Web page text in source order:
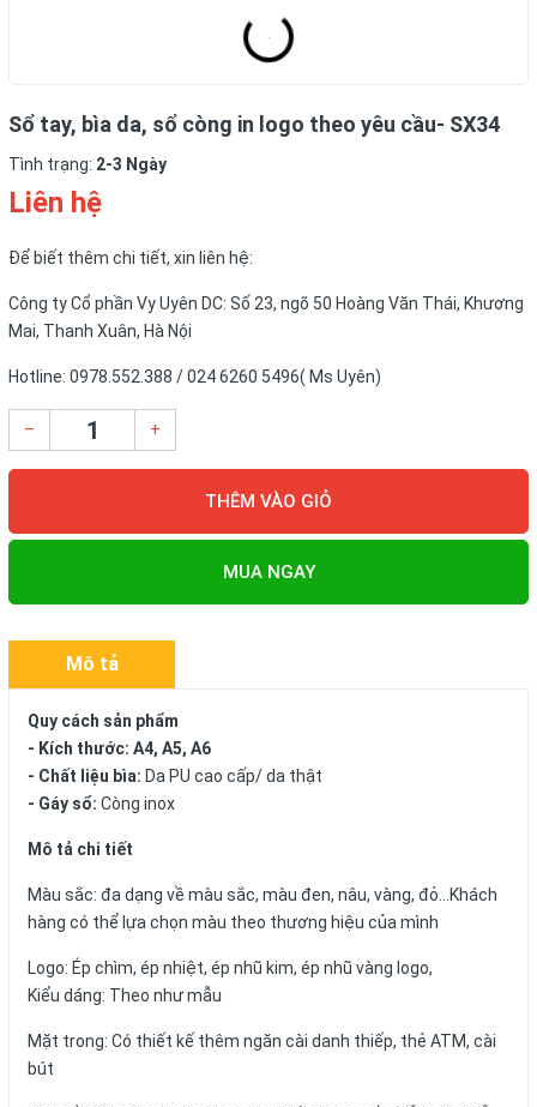
Sổ tay, bìa da, sổ còng in logo theo yêu cầu- SX34
Tình trạng: 2-3 Ngày
Liên hệ
Để biết thêm chi tiết, xin liên hệ:
Công ty Cổ phần Vy Uyên DC: Số 23, ngõ 50 Hoàng Văn Thái, Khương
Mai, Thanh Xuân, Hà Nội
Hotline: 0978.552.388 / 024 6260 5496( Ms Uyên)
– +
THÊM VÀO GIỎ
MUA NGAY
Mô tả
Quy cách sản phẩm
- Kích thước: A4, A5, A6
- Chất liệu bìa: Da PU cao cấp/ da thật
- Gáy sổ: Còng inox
Mô tả chi tiết
Màu sắc: đa dạng về màu sắc, màu đen, nâu, vàng, đỏ...Khách
hàng có thể lựa chọn màu theo thương hiệu của mình
Logo: Ép chìm, ép nhiệt, ép nhũ kim, ép nhũ vàng logo,
Kiểu dáng: Theo như mẫu
Mặt trong: Có thiết kế thêm ngăn cài danh thiếp, thẻ ATM, cài
bút